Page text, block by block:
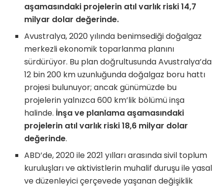
aşamasındaki projelerin atıl varlık riski 14,7
milyar dolar değerinde.
Avustralya, 2020 yılında benimsediği doğalgaz
merkezli ekonomik toparlanma planını
sürdürüyor. Bu plan doğrultusunda Avustralya’da
12 bin 200 km uzunluğunda doğalgaz boru hattı
projesi bulunuyor; ancak günümüzde bu
projelerin yalnızca 600 km’lik bölümü inşa
halinde. İnşa ve planlama aşamasındaki
projelerin atıl varlık riski 18,6 milyar dolar
değerinde.
ABD’de, 2020 ile 2021 yılları arasında sivil toplum
kuruluşları ve aktivistlerin muhalif duruşu ile yasal
ve düzenleyici çerçevede yaşanan değişiklik